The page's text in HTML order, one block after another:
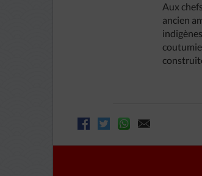
Aux
ancien
indigènes